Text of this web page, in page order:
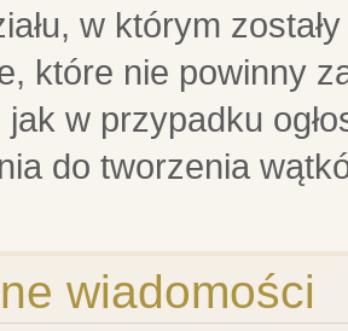
w którym
które nie powinny
jak w przypadku
do tworzenia
wiadomości